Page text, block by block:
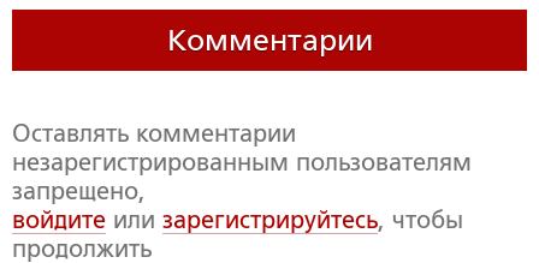
Комментарии
Оставлять комментарии
незарегистрированным пользователям
запрещено,
войдите или зарегистрируйтесь, чтобы
продолжить